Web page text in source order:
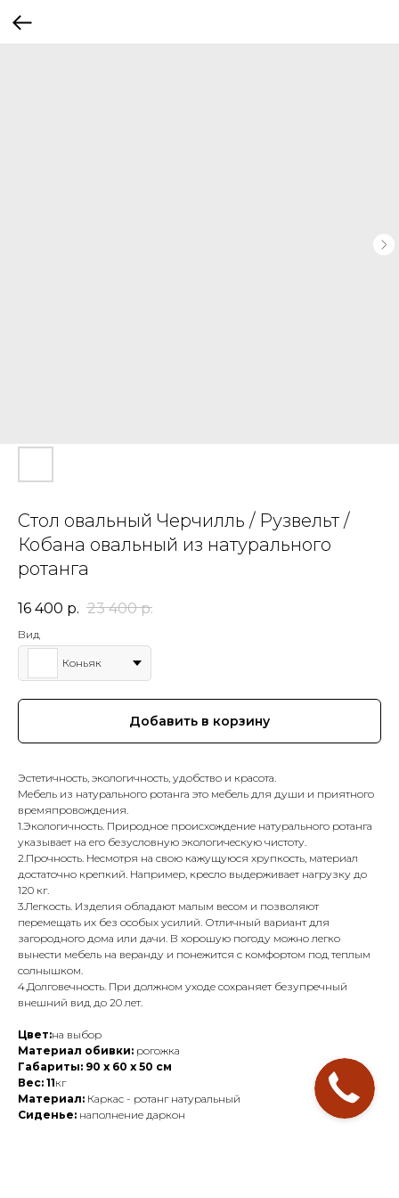
Стол овальный Черчилль / Рузвельт /
Кобана овальный из натурального
ротанга
16 400 р. 23 400 р.
Вид
Коньяк
Добавить в корзину
Эстетичность, экологичность, удобство и красота.
Мебель из натурального ротанга это мебель для души и приятного
времяпровождения.
1.Экологичность. Природное происхождение натурального ротанга
указывает на его безусловную экологическую чистоту.
2.Прочность. Несмотря на свою кажущуюся хрупкость, материал
достаточно крепкий. Например, кресло выдерживает нагрузку до
120 кг.
3.Легкость. Изделия обладают малым весом и позволяют
перемещать их без особых усилий. Отличный вариант для
загородного дома или дачи. В хорошую погоду можно легко
вынести мебель на веранду и понежится с комфортом под теплым
солнышком.
4.Долговечность. При должном уходе сохраняет безупречный
внешний вид до 20 лет.
Цвет:на выбор
Материал обивки: рогожка
Габариты: 90 x 60 x 50 см
Вес: 11кг
Материал: Каркас - ротанг натуральный
Сиденье: наполнение даркон